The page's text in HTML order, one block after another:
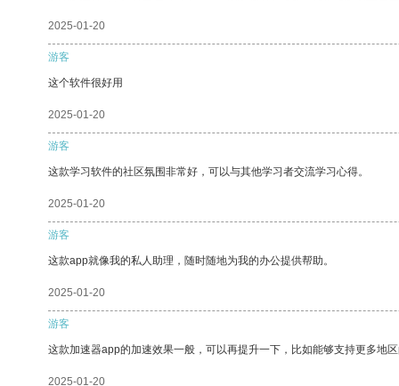
2025-01-20
游客
这个软件很好用
2025-01-20
游客
这款学习软件的社区氛围非常好，可以与其他学习者交流学习心得。
2025-01-20
游客
这款app就像我的私人助理，随时随地为我的办公提供帮助。
2025-01-20
游客
这款加速器app的加速效果一般，可以再提升一下，比如能够支持更多地区
2025-01-20